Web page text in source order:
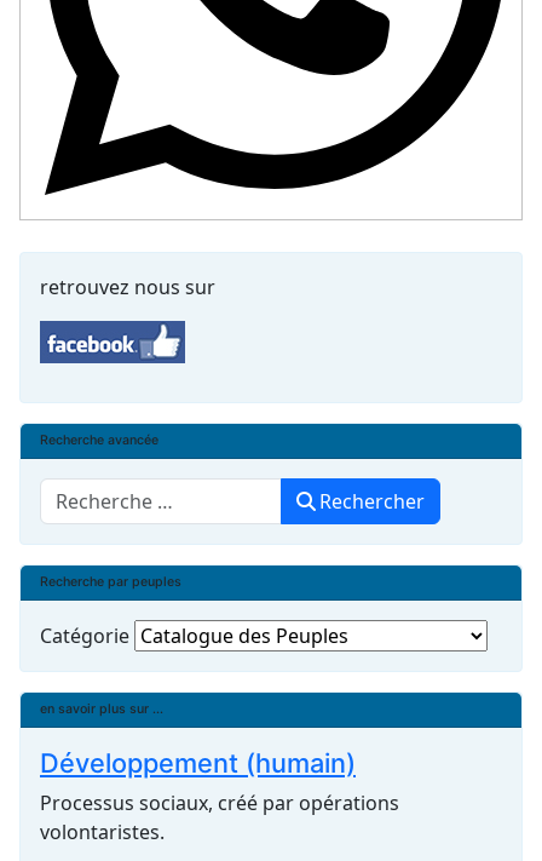
retrouvez nous sur
Recherche avancée
Rechercher Rechercher
Recherche par peuples
Catégorie
en savoir plus sur ...
Développement (humain)
Processus sociaux, créé par opérations
volontaristes.